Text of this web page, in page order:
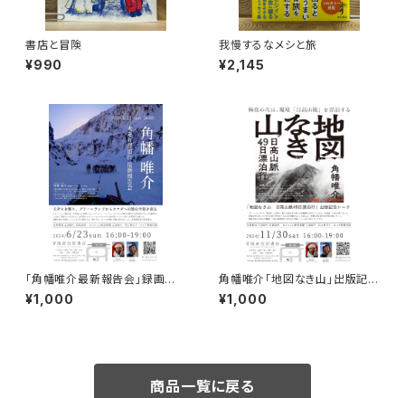
書店と冒険
¥990
我慢するなメシと旅
¥2,145
「角幡唯介最新報告会」録画視
聴権
¥1,000
角幡唯介「地図なき山」出版記念
トークイベント録画視聴権
¥1,000
商品一覧に戻る